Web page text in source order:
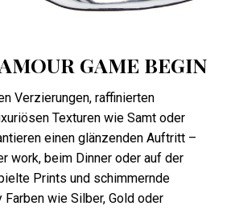
GAME BEGIN
Verzierungen, raffinierten
Texturen wie Samt oder
einen glänzenden Auftritt –
work, beim Dinner oder auf der
Prints und schimmernde
Farben wie Silber, Gold oder